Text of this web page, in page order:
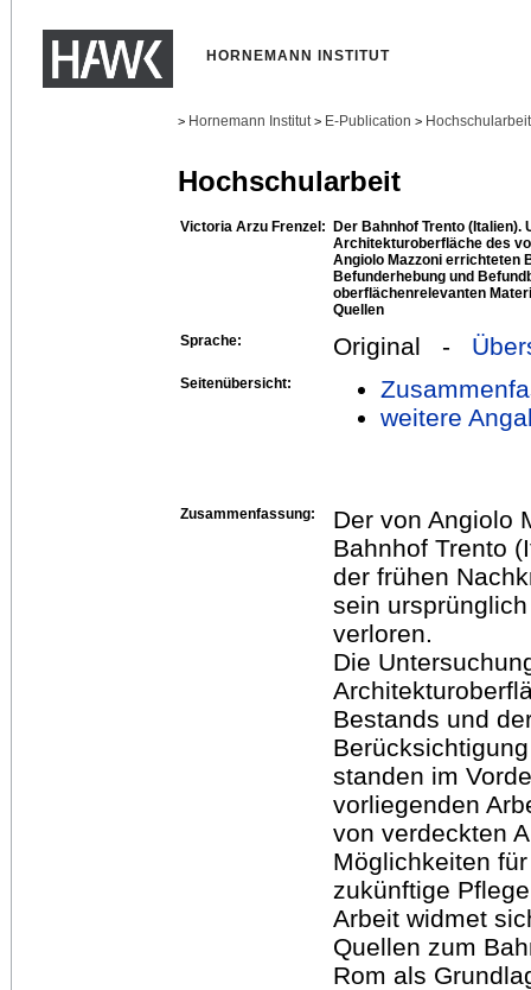
HORNEMANN INSTITUT
> Hornemann Institut > E-Publication >
Hochschularbeit
Victoria Arzu Frenzel: Der Bahnhof Trento (Italien).
Architekturoberfläche des
Angiolo Mazzoni errichteten
Befunderhebung und
oberflächenrelevanten
Quellen
Sprache:
Original -
Seitenübersicht:
weitere
Zusammenfassung:
Der von Angiolo
Bahnhof Trento
der frühen
sein
verloren.
Die
Bestands und
standen im
vorliegenden
von verdeckten
Möglichkeiten
zukünftige
Arbeit widmet
Quellen zum
Rom als